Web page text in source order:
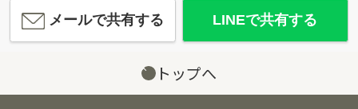
メールで共有する LINEで共有する
トップへ